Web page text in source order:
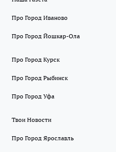
Про Город Иваново
Про Город Йошкар-Ола
Про Город Курск
Про Город Рыбинск
Про Город Уфа
Твои Новости
Про Город Ярославль